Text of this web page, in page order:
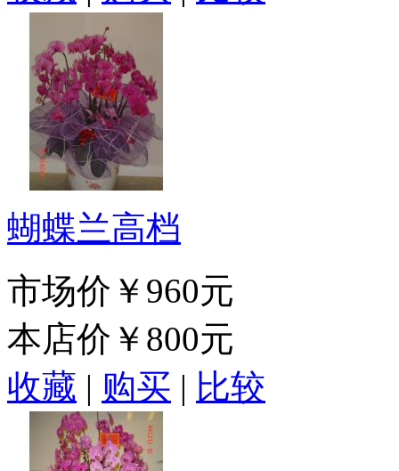
蝴蝶兰高档
市场价 ￥960元
本店价 ￥800元
收藏 | 购买 | 比较